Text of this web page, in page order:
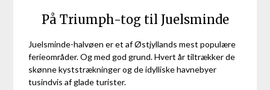
På Triumph-tog til Juelsminde
Juelsminde-halvøen er et af Østjyllands mest populære
ferieområder. Og med god grund. Hvert år tiltrækker de
skønne kyststrækninger og de idylliske havnebyer
tusindvis af glade turister.